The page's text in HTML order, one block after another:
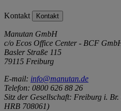
Kontakt Kontakt
Manutan GmbH
c/o Ecos Office Center - BCF
Basler Straße 115
79115 Freiburg
E-mail: info@manutan.de
Telefon: 0800 626 88 26
Sitz der Gesellschaft: Freiburg i.
HRB 708061)